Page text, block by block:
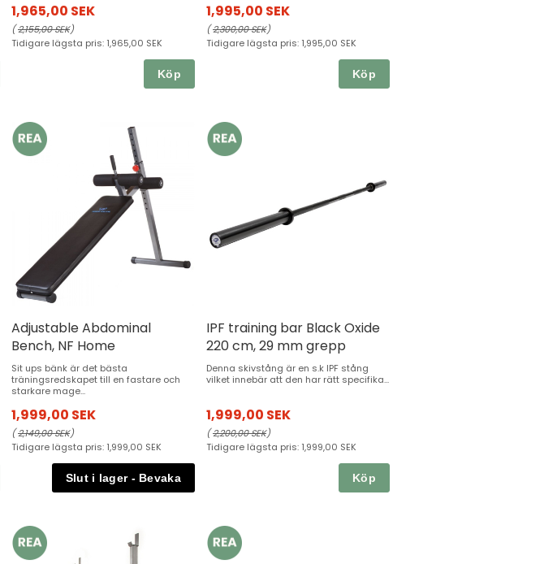
1,965,00 SEK
(2,155,00 SEK)
Tidigare lägsta pris: 1,965,00 SEK
Köp
1,995,00 SEK
(2,300,00 SEK)
Tidigare lägsta pris: 1,995,00 SEK
Köp
Adjustable Abdominal
Bench, NF Home
Sit ups bänk är det bästa
träningsredskapet till en fastare och
starkare mage...
1,999,00 SEK
(2,149,00 SEK)
Tidigare lägsta pris: 1,999,00 SEK
IPF training bar Black Oxide
220 cm, 29 mm grepp
Denna skivstång är en s.k IPF stång
vilket innebär att den har rätt specifika...
1,999,00 SEK
(2,200,00 SEK)
Tidigare lägsta pris: 1,999,00 SEK
Köp